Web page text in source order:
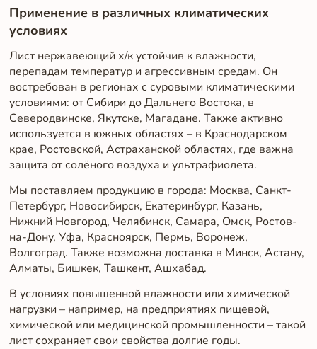
Применение в различных климатических
условиях
Лист нержавеющий х/к устойчив к влажности,
перепадам температур и агрессивным средам. Он
востребован в регионах с суровыми климатическими
условиями: от Сибири до Дальнего Востока, в
Северодвинске, Якутске, Магадане. Также активно
используется в южных областях – в Краснодарском
крае, Ростовской, Астраханской областях, где важна
защита от солёного воздуха и ультрафиолета.
Мы поставляем продукцию в города: Москва, Санкт-
Петербург, Новосибирск, Екатеринбург, Казань,
Нижний Новгород, Челябинск, Самара, Омск, Ростов-
на-Дону, Уфа, Красноярск, Пермь, Воронеж,
Волгоград. Также возможна доставка в Минск, Астану,
Алматы, Бишкек, Ташкент, Ашхабад.
В условиях повышенной влажности или химической
нагрузки – например, на предприятиях пищевой,
химической или медицинской промышленности – такой
лист сохраняет свои свойства долгие годы.